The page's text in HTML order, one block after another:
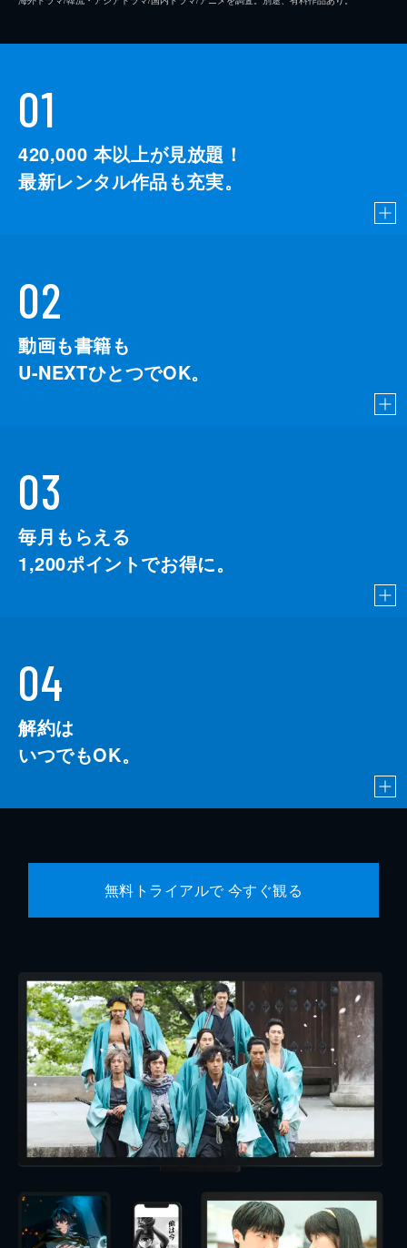
01
420,000 本以上が見放題！
最新レンタル作品も充実。
02
動画も書籍も
U-NEXTひとつでOK。
03
毎月もらえる
1,200ポイントでお得に。
04
解約は
いつでもOK。
無料トライアルで 今すぐ観る